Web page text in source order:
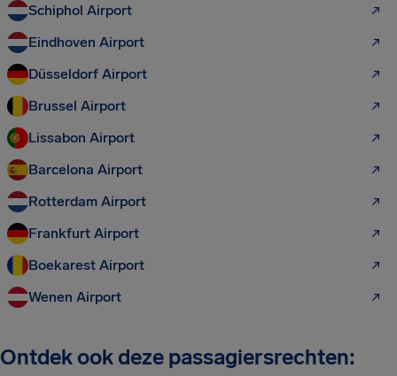
Schiphol Airport
Eindhoven Airport
Düsseldorf Airport
Brussel Airport
Lissabon Airport
Barcelona Airport
Rotterdam Airport
Frankfurt Airport
Boekarest Airport
Wenen Airport
Ontdek ook deze passagiersrechten: